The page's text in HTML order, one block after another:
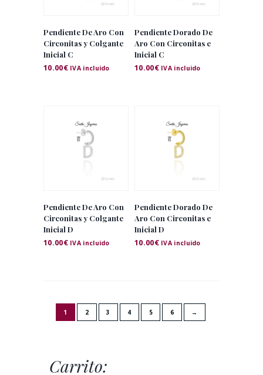
Pendiente De Aro Con
Circonitas y Colgante
Inicial C
10.00€ IVA incluido
Pendiente Dorado De
Aro Con Circonitas e
Inicial C
10.00€ IVA incluido
Pendiente De Aro Con
Circonitas y Colgante
Inicial D
10.00€ IVA incluido
Pendiente Dorado De
Aro Con Circonitas e
Inicial D
10.00€ IVA incluido
1 2 3 4 5 6 →
Carrito: